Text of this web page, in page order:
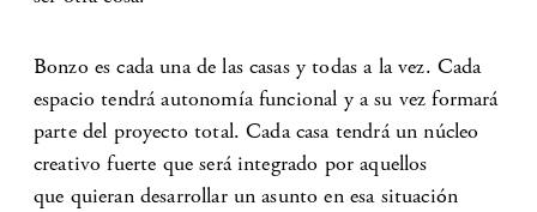
Bonzo es cada una de las casas y todas a la vez. Cada
espacio tendrá autonomía funcional y a su vez formará
parte del proyecto total. Cada casa tendrá un núcleo
creativo fuerte que será integrado por aquellos
que quieran desarrollar un asunto en esa situación